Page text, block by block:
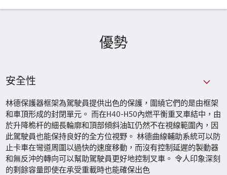
優勢
安全性
林德保護器框架為駕駛員提供出色的保護，圍繞它們的是由框架
和車頂形成的封閉單元。 而在H40-H50內燃平衡重叉車結中，由
於升降桅杆的細長輪廓和頂部傾斜油缸仍然不在視線範圍內，因
此駕駛員也能保持良好的全方位視野。 林德曲線輔助系統可以防
止卡車在彎道周圍以過快的速度移動，而沒有控制延遲的製動器
和無反沖的轉向可以幫助駕駛員更好地控制叉車。 令人印象深刻
的剩餘容量即使在承受重載時也能確保出色